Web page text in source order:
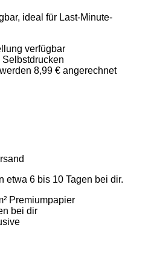
ideal für Last-Minute-
verfügbar
8,99 € angerechnet
etwa 6 bis 10 Tagen bei dir.
Premiumpapier
bei dir